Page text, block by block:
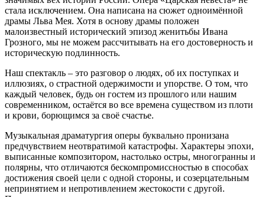
стала исключением. Она написана на сюжет одноимённой
драмы Льва Мея. Хотя в основу драмы положен
малоизвестный исторический эпизод женитьбы Ивана
Грозного, мы не можем рассчитывать на его достоверность и
историческую подлинность.
Наш спектакль – это разговор о людях, об их поступках и
иллюзиях, о страстной одержимости и упорстве. О том, что
каждый человек, будь он гостем из прошлого или нашим
современником, остаётся во все времена существом из плоти
и крови, борющимся за своё счастье.
Музыкальная драматургия оперы буквально пронизана
предчувствием неотвратимой катастрофы. Характеры эпохи,
выписанные композитором, настолько остры, многогранны и
полярны, что отличаются бескомпромиссностью в способах
достижения своей цели с одной стороны, и созерцательным
непринятием и непротивлением жестокости с другой.